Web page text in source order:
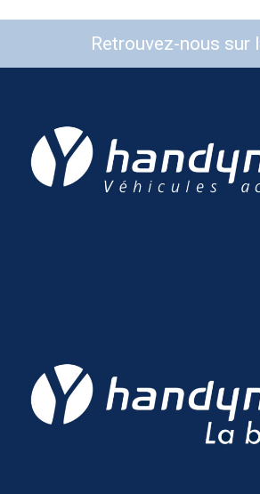
Retrouvez-nous sur